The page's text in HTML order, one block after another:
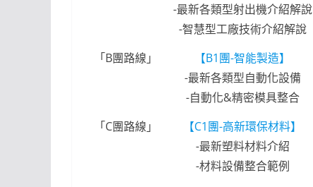
-最新各類型射出機介紹解說
-智慧型工廠技術介紹解說
「B團路線」
【B1團-智能製造】
-最新各類型自動化設備
-自動化&精密模具整合
「C團路線」
【C1團-高新環保材料】
-最新塑料材料介紹
-材料設備整合範例